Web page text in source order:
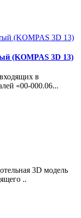
(KOMPAS 3D 13)
в
«00-000.06...
3D модель
..